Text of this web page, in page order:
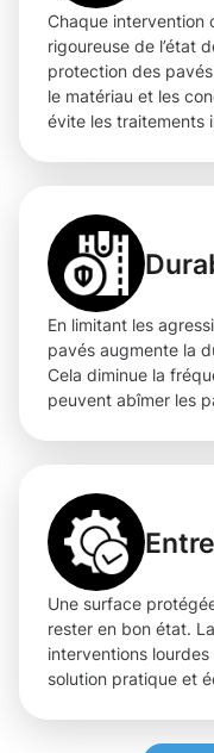
Chaque intervention
rigoureuse de l’état
protection des
le matériau et les
évite les traitements
En limitant les
pavés augmente la
Cela diminue la
peuvent abîmer les
Une surface
rester en bon état.
interventions
solution pratique et